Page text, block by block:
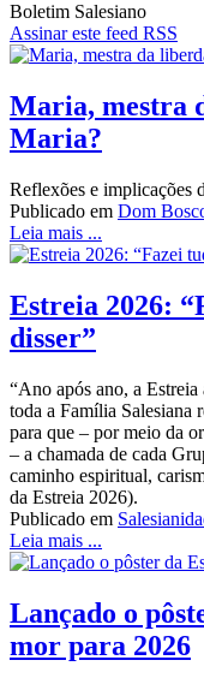
Boletim Salesiano
Assinar este feed RSS
Maria, mestra
Maria?
Reflexões e implicações
Publicado em Dom
Leia mais ...
Estreia 2026:
disser”
“Ano após ano, a Estreia
toda a Família Salesiana
para que – por meio da
– a chamada de cada
caminho espiritual,
da Estreia 2026).
Publicado em
Leia mais ...
Lançado o
mor para 2026